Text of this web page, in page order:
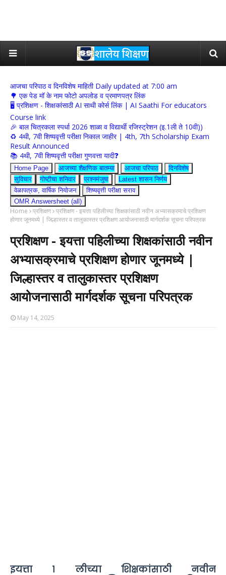
आजचा परिपाठ व दिनविशेष माहिती Daily updated at 7:00 am
🌳 एक पेड मॉ के नाम फोटो अपलोड व प्रमाणपत्र लिंक
🖥 प्रशिक्षण - शिक्षकांसाठी AI साथी कोर्स लिंक | AI Saathi For educators
Course link
🎉 बाल चित्रकला स्पर्धा 2026 शाळा व विद्यार्थी रजिस्ट्रेशन (इ.1ली ते 10वी))
♻️ 4थी, 7वी शिष्यवृत्ती परीक्षा निकाल जाहीर | 4th, 7th Scholarship Exam
Result Announced
📚 4थी, 7वी शिष्यवृत्ती परीक्षा गुणवत्ता यादी❓
Home Page आजच्या शैक्षणिक बातम्या आजचा परिपाठ
दिनविशेष
सुविचार
गोष्टीचा शनिवार प्रश्नमंजुषा
Latest शासन निर्णय
वेळापत्रक, वार्षिक नियोजन
शिष्यवृत्ती परीक्षा सराव
OMR Answersheet (all)
Home प्रशिक्षण प्रशिक्षण - इयत्ता पहिलीच्या शिक्षकांसाठी नवीन अभ्यासक्रमाचे प्रशिक्षण
होणार जूनमध्ये | जिल्हास्तर व तालुकास्तर प्रशिक्षण आयोजनासाठी मार्गदर्शक सूचना परिपत्रक
प्रशिक्षण - इयत्ता पहिलीच्या शिक्षकांसाठी नवीन
अभ्यासक्रमाचे प्रशिक्षण होणार जूनमध्ये |
जिल्हास्तर व तालुकास्तर प्रशिक्षण
आयोजनासाठी मार्गदर्शक सूचना परिपत्रक
May 14, 2025
इयत्ता १ लीच्या शिक्षकांसाठी नवीन